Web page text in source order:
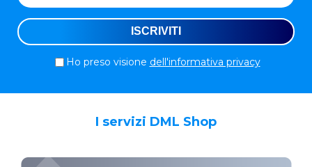
Ho preso visione dell'informativa privacy
I servizi DML Shop